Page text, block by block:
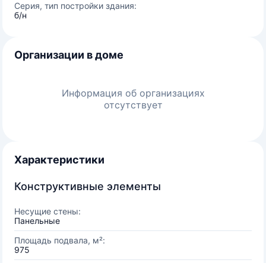
Серия, тип постройки здания:
б/н
Организации в доме
Информация об организациях
отсутствует
Характеристики
Конструктивные элементы
Несущие стены:
Панельные
Площадь подвала, м²:
975